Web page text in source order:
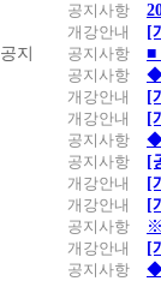
공지사항
개강안내
[
공지
공지사항
■
공지사항
◆
개강안내
[
개강안내
[
공지사항
◆
공지사항
[
개강안내
[
개강안내
[
공지사항
개강안내
[
공지사항
◆